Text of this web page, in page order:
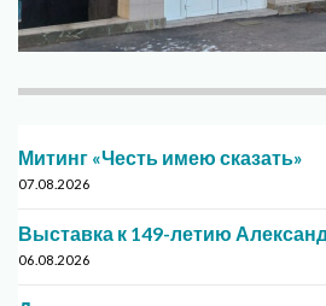
Митинг «Честь имею сказать»
07.08.2026
Выставка к 149-летию
06.08.2026